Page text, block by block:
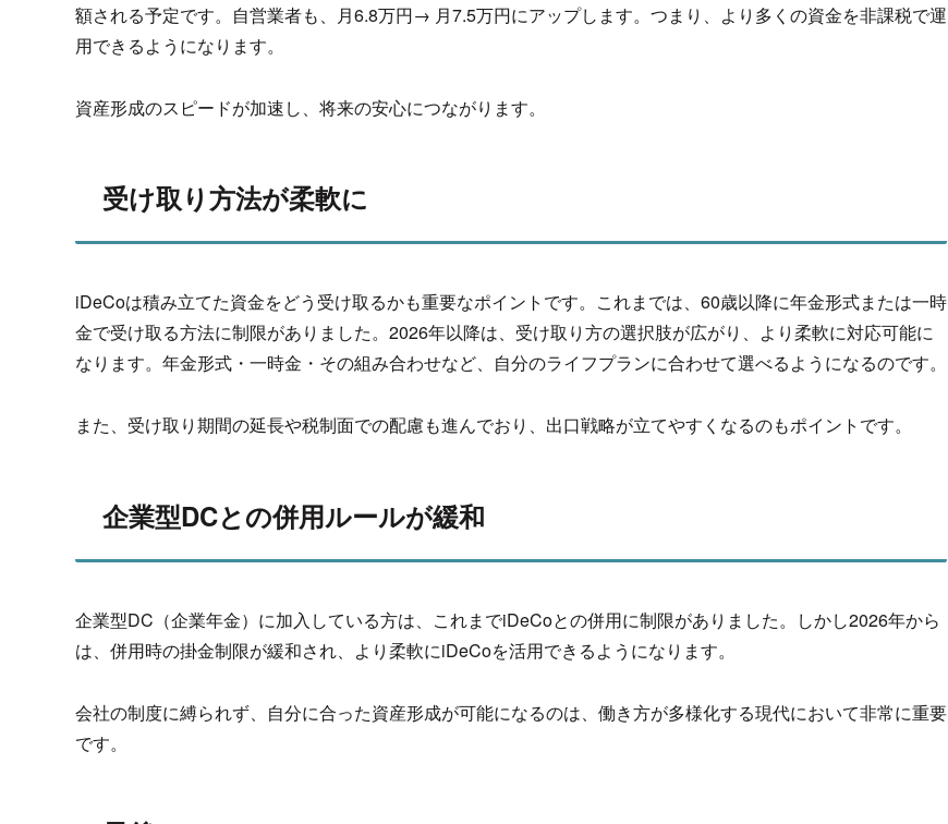
額される予定です。自営業者も、月6.8万円→ 月7.5万円にアップします。つまり、 より多くの資金を非課税で運
用できるようになります。
資産形成のスピードが加速し、将来の安心につながります。
受け取り方法が柔軟に
iDeCoは積み立てた資金をどう受け取るかも重要なポイントです。これまでは、 60歳以降に年金形式または一時
金で受け取る方法に制限がありま した。2026年以降は、受け取り方の選択肢が広がり、 より柔軟に対応可能に
なります。年金形式・一時金・その組み合わせなど、 自分のライフプランに合わせて選べるようになるのです。
また、受け取り期間の延長や税制面での配慮も進んでおり、 出口戦略が立てやすくなるのもポイントです。
企業型DCとの併用ルールが緩和
企業型DC（企業年金）に加入している方は、 これまでiDeCoとの併用に制限がありました。しかし2026年から
は、併用時の掛金制限が緩和され、 より柔軟にiDeCoを活用できるようになります。
会社の制度に縛られず、自分に合った資産形成が可能になるのは、 働き方が多様化する現代において非常に重要
です。